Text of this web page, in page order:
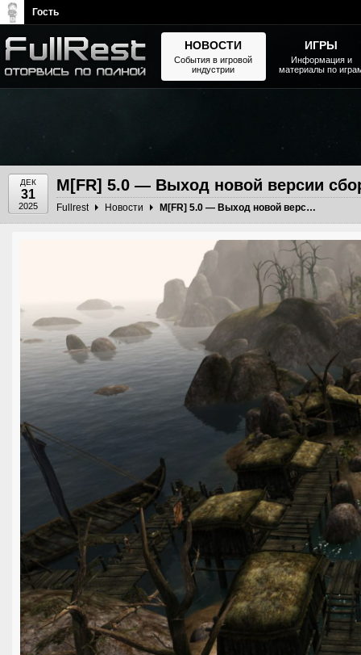
ДЕК
31
2025
M[FR] 5.0 — Выход новой версии
Fullrest Новости M[FR] 5.0 — Выход новой версии сборки!
НОВОСТИ
События в игровой
индустрии
ИГРЫ
Информация и
материалы по
Гость